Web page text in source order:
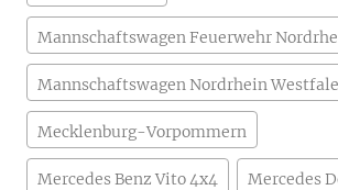
Mannschaftswagen Feuerwehr
Mannschaftswagen Nordrhein
Mecklenburg-Vorpommern
Mercedes Benz Vito 4x4 Mercedes